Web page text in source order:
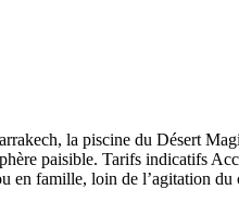
la piscine du Désert
paisible. Tarifs indicatifs
en famille, loin de l’agitation